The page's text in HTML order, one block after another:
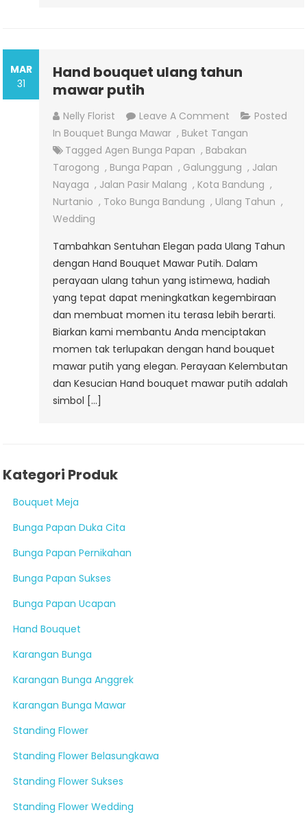
MAR
31
Hand bouquet ulang tahun
mawar putih
Nelly Florist Leave A Comment On
Hand
Bouquet
Ulang
Tahun
Mawar
Posted
In Bouquet Bunga Mawar , Buket Tangan
TaggedAgen Bunga Papan , Babakan
Tarogong , Bunga Papan , Galunggung , Jalan
Nayaga , Jalan Pasir Malang , Kota Bandung ,
Nurtanio , Toko Bunga Bandung , Ulang Tahun ,
Wedding
Tambahkan Sentuhan Elegan pada Ulang Tahun
dengan Hand Bouquet Mawar Putih. Dalam
perayaan ulang tahun yang istimewa, hadiah
yang tepat dapat meningkatkan kegembiraan
dan membuat momen itu terasa lebih berarti.
Biarkan kami membantu Anda menciptakan
momen tak terlupakan dengan hand bouquet
mawar putih yang elegan. Perayaan Kelembutan
dan Kesucian Hand bouquet mawar putih adalah
simbol […]
Kategori Produk
Bouquet Meja
Bunga Papan Duka Cita
Bunga Papan Pernikahan
Bunga Papan Sukses
Bunga Papan Ucapan
Hand Bouquet
Karangan Bunga
Karangan Bunga Anggrek
Karangan Bunga Mawar
Standing Flower
Standing Flower Belasungkawa
Standing Flower Sukses
Standing Flower Wedding